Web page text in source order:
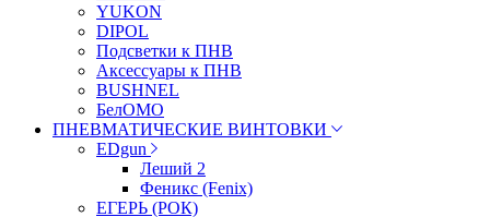
YUKON
DIPOL
Подсветки к ПНВ
Аксессуары к ПНВ
BUSHNEL
БелОМО
ПНЕВМАТИЧЕСКИЕ ВИНТОВКИ
EDgun
Леший 2
Феникс (Fenix)
ЕГЕРЬ (РОК)